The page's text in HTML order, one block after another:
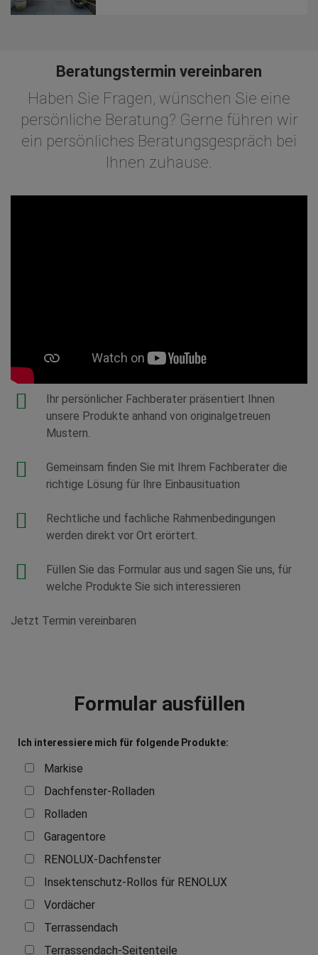
Beratungstermin vereinbaren
Haben Sie Fragen, wünschen Sie eine
persönliche Beratung? Gerne führen wir
ein persönliches Beratungsgespräch bei
Ihnen zuhause.
Ihr persönlicher Fachberater präsentiert Ihnen
unsere Produkte anhand von originalgetreuen
Mustern.
Gemeinsam finden Sie mit Ihrem Fachberater die
richtige Lösung für Ihre Einbausituation
Rechtliche und fachliche Rahmenbedingungen
werden direkt vor Ort erörtert.
Füllen Sie das Formular aus und sagen Sie uns, für
welche Produkte Sie sich interessieren
Jetzt Termin vereinbaren
Formular ausfüllen
Ich interessiere mich für folgende Produkte:
Markise
Dachfenster-Rolladen
Rolladen
Garagentore
RENOLUX-Dachfenster
Insektenschutz-Rollos für RENOLUX
Vordächer
Terrassendach
Terrassendach-Seitenteile